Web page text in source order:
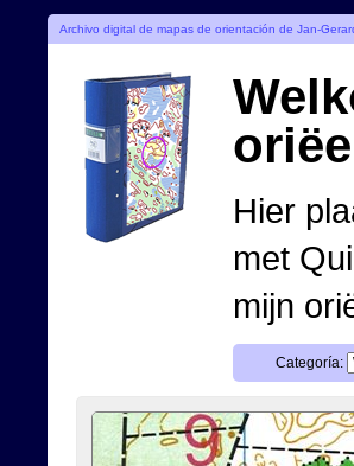
Archivo digital de mapas de orientación de Jan-
Hier
met
mijn
Categoría: